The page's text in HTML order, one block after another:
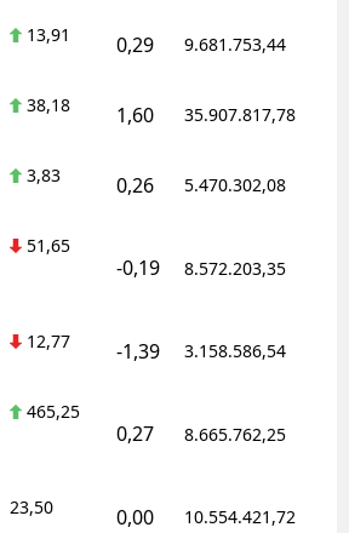
13,91 0,29 9.681.753,44
38,18 1,60 35.907.817,78
3,83 0,26 5.470.302,08
51,65
-0,19 8.572.203,35
12,77 -1,39 3.158.586,54
465,25
0,27 8.665.762,25
23,50 0,00 10.554.421,72